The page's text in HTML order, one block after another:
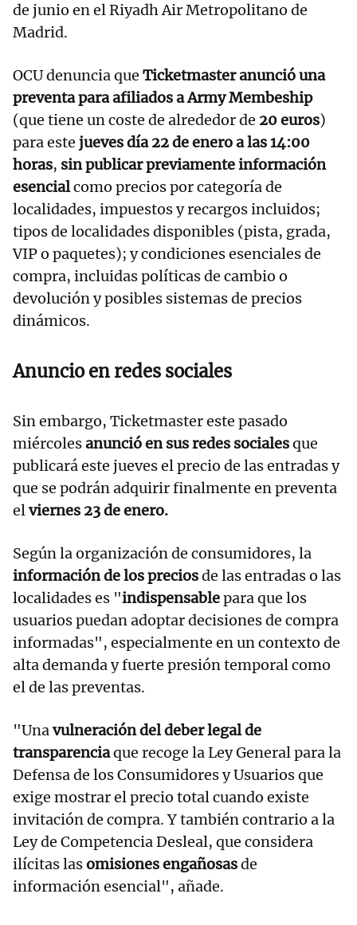
de junio en el Riyadh Air Metropolitano de
Madrid.
OCU denuncia que Ticketmaster anunció una
preventa para afiliados a Army Membeship
(que tiene un coste de alrededor de 20 euros)
para este jueves día 22 de enero a las 14:00
horas, sin publicar previamente información
esencialcomo precios por categoría de
localidades, impuestos y recargos incluidos;
tipos de localidades disponibles (pista, grada,
VIP o paquetes); y condiciones esenciales de
compra, incluidas políticas de cambio o
devolución y posibles sistemas de precios
dinámicos.
Anuncio en redes sociales
Sin embargo, Ticketmaster este pasado
miércolesanunció en sus redes socialesque
publicará este jueves el precio de las entradas y
que se podrán adquirir finalmente en preventa
elviernes 23 de enero.
Según la organización de consumidores, la
información de los preciosde las entradas o las
localidades es "indispensablepara que los
usuarios puedan adoptar decisiones de compra
informadas", especialmente en un contexto de
alta demanda y fuerte presión temporal como
el de las preventas.
"Unavulneración del deber legal de
transparenciaque recoge la Ley General para la
Defensa de los Consumidores y Usuarios que
exige mostrar el precio total cuando existe
invitación de compra. Y también contrario a la
Ley de Competencia Desleal, que considera
ilícitas lasomisiones engañosasde
información esencial", añade.